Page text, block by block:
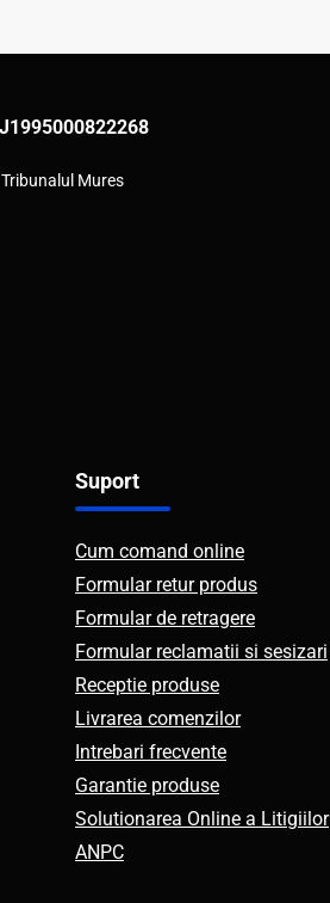
J1995000822268
Mures
Suport
Cum comand online
Formular retur produs
Formular de retragere
Formular reclamatii si sesizari
Receptie produse
Livrarea comenzilor
Intrebari frecvente
Garantie produse
Solutionarea Online a Litigiilor
ANPC